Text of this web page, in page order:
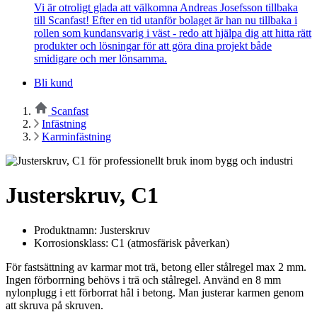
Vi är otroligt glada att välkomna Andreas Josefsson tillbaka
till Scanfast! Efter en tid utanför bolaget är han nu tillbaka i
rollen som kundansvarig i väst - redo att hjälpa dig att hitta rätt
produkter och lösningar för att göra dina projekt både
smidigare och mer lönsamma.
Bli kund
Scanfast
Infästning
Karminfästning
Justerskruv, C1
Produktnamn: Justerskruv
Korrosionsklass: C1 (atmosfärisk påverkan)
För fastsättning av karmar mot trä, betong eller stålregel max 2 mm.
Ingen förborrning behövs i trä och stålregel. Använd en 8 mm
nylonplugg i ett förborrat hål i betong. Man justerar karmen genom
att skruva på skruven.